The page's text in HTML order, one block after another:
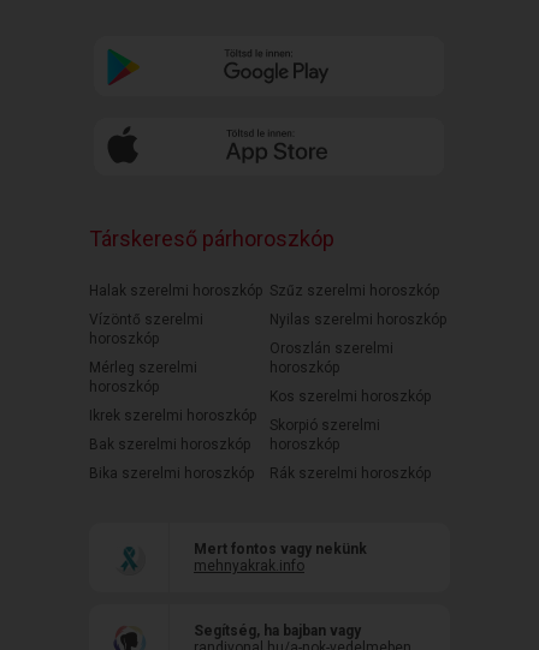
Társkereső párhoroszkóp
Halak szerelmi horoszkóp
Vízöntő szerelmi
horoszkóp
Mérleg szerelmi
horoszkóp
Ikrek szerelmi horoszkóp
Bak szerelmi horoszkóp
Bika szerelmi horoszkóp
Szűz szerelmi horoszkóp
Nyilas szerelmi horoszkóp
Oroszlán szerelmi
horoszkóp
Kos szerelmi horoszkóp
Skorpió szerelmi
horoszkóp
Rák szerelmi horoszkóp
Mert fontos vagy nekünk
mehnyakrak.info
Segítség, ha bajban vagy